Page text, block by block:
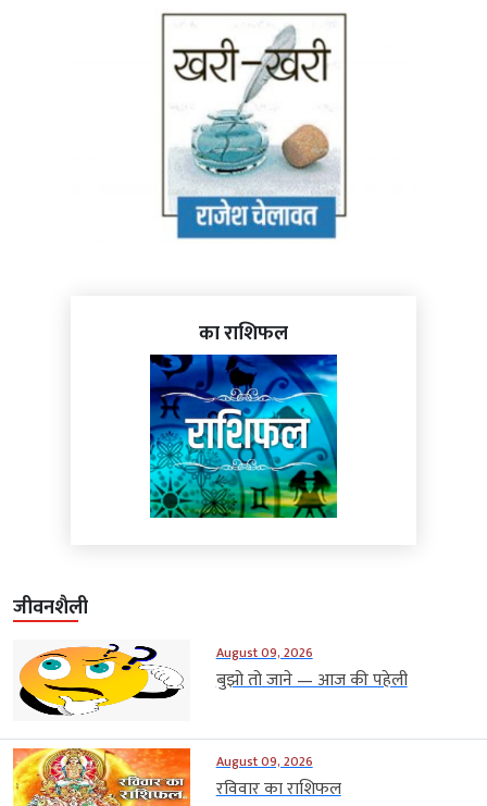
का राशिफल
जीवनशैली
August 09, 2026
बुझो तो जाने — आज की पहेली
August 09, 2026
रविवार का राशिफल